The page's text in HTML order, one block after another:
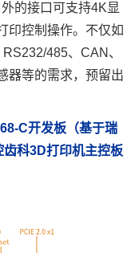
的接口可支持4K显
印控制操作。不仅如
485、CAN、
器等的需求，预留出
C开发板（基于瑞
齿科3D打印机主控板